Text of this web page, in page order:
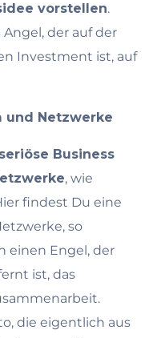
vorstellen.
der auf der
Investment ist, auf
und Netzwerke
seriöse Business
, wie
findest Du eine
so
einen Engel, der
ist, das
die eigentlich aus